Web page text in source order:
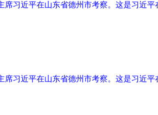
席习近平在山东省德州市考察。这是习近
习近平在山东省德州市考察。这是习近